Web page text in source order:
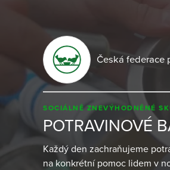
Česká federace
SOCIÁLNĚ ZNEVÝHODNĚNÉ
POTRAVINOVÉ
Každý den zachraňujeme
na konkrétní pomoc lidem v